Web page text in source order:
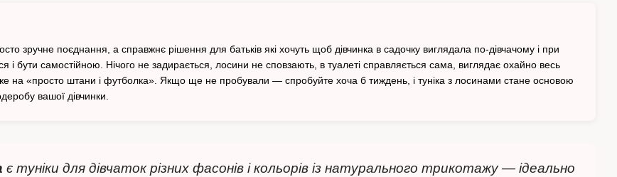
зручне поєднання, а справжнє рішення для батьків які хочуть щоб дівчинка в садочку виглядала по-дівчачому і при
і бути самостійною. Нічого не задирається, лосини не сповзають, в туалеті справляється сама, виглядає охайно весь
на «просто штани і футболка». Якщо ще не пробували — спробуйте хоча б тиждень, і туніка з лосинами стане основою
вашої дівчинки.
є туніки для дівчаток різних фасонів і кольорів із натурального трикотажу — ідеально